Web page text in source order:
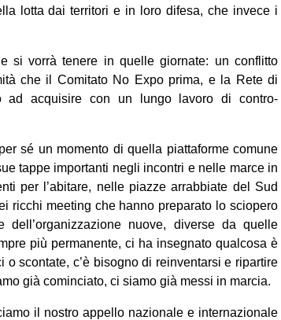
lotta dai territori e in loro difesa, che invece i
si vorrà tenere in quelle giornate: un conflitto
che il Comitato No Expo prima, e la Rete di
ad acquisire con un lungo lavoro di contro-
sé un momento di quella piattaforme comune
tappe importanti negli incontri e nelle marce in
per l’abitare, nelle piazze arrabbiate del Sud
ricchi meeting che hanno preparato lo sciopero
nuove, diverse da quelle
più permanente, ci ha insegnato qualcosa è
scontate, c’è bisogno di reinventarsi e ripartire
già cominciato, ci siamo già messi in marcia.
il nostro appello nazionale e internazionale